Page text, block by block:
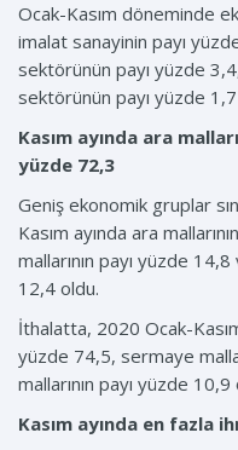
Ocak-Kasım döneminde
imalat sanayinin payı
sektörünün payı yüzde
sektörünün payı yüzde
Kasım ayında ara
yüzde 72,3
Geniş ekonomik gruplar
Kasım ayında ara
mallarının payı yüzde
12,4 oldu.
İthalatta, 2020 Ocak-
yüzde 74,5, sermaye
mallarının payı yüzde 10,9
Kasım ayında en fazla